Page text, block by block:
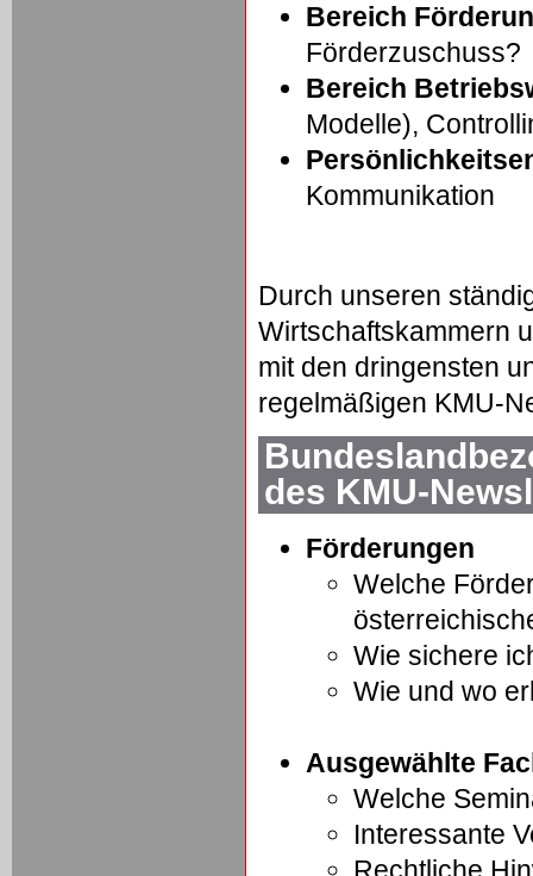
Bereich
Förderzuschuss?
Bereich
Modelle),
Kommunikation
Durch unseren
Wirtschaftskammern
mit den dringensten
regelmäßigen KMU-
des KMU-
Förderungen
Welche
Wie sichere
Wie und wo
Ausgewählte
Welche
Interessante
Rechtliche